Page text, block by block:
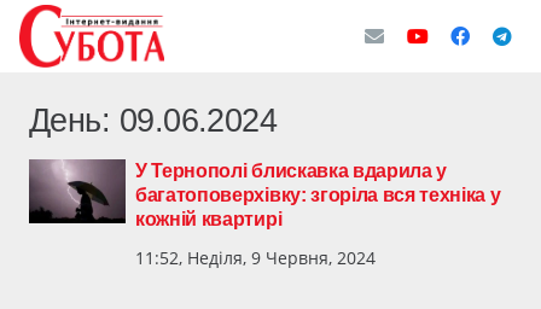
День: 09.06.2024
У Тернополі блискавка вдарила у
багатоповерхівку: згоріла вся техніка у
кожній квартирі
11:52, Неділя, 9 Червня, 2024